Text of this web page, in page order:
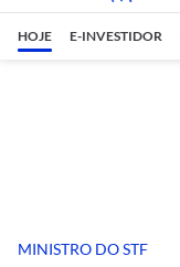
HOJE E-INVESTIDOR
MINISTRO DO STF